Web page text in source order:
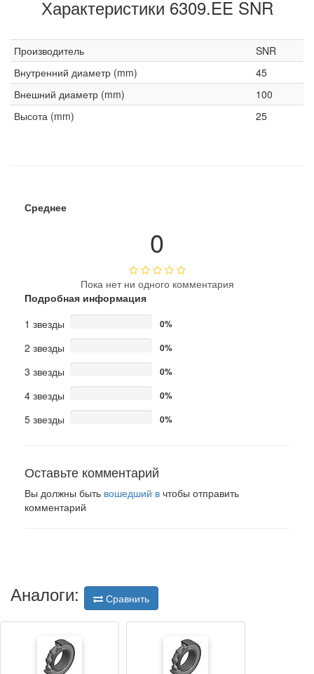
Характеристики 6309.EE SNR
Производитель
SNR
Внутренний диаметр (mm)
45
Внешний диаметр (mm)
100
Высота (mm)
25
Среднее
0
Пока нет ни одного комментария
Подробная информация
1 звезды
0%
2 звезды 0%
3 звезды 0%
4 звезды 0%
5 звезды 0%
Оставьте комментарий
Вы должны быть вошедший в чтобы отправить
комментарий
Аналоги: Сравнить